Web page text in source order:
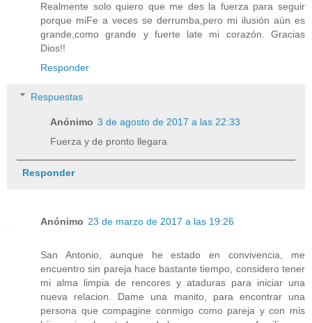
Realmente solo quiero que me des la fuerza para seguir
porque miFe a veces se derrumba,pero mi ilusión aún es
grande,como grande y fuerte late mi corazón. Gracias
Dios!!
Responder
Respuestas
Anónimo 3 de agosto de 2017 a las 22:33
Fuerza y de pronto llegara
Responder
Anónimo 23 de marzo de 2017 a las 19:26
San Antonio, aunque he estado en convivencia, me
encuentro sin pareja hace bastante tiempo, considero tener
mi alma limpia de rencores y ataduras para iniciar una
nueva relacion. Dame una manito, para encontrar una
persona que compagine conmigo como pareja y con mis